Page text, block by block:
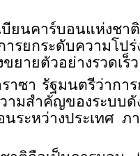
บียนคาร์บอนแห่ง
รยกระดับความโป
ยายตัวอย่างรวดเร็ว
ซา รัฐมนตรีว่าการ
สำคัญของระบบดั
ระหว่างประเทศ